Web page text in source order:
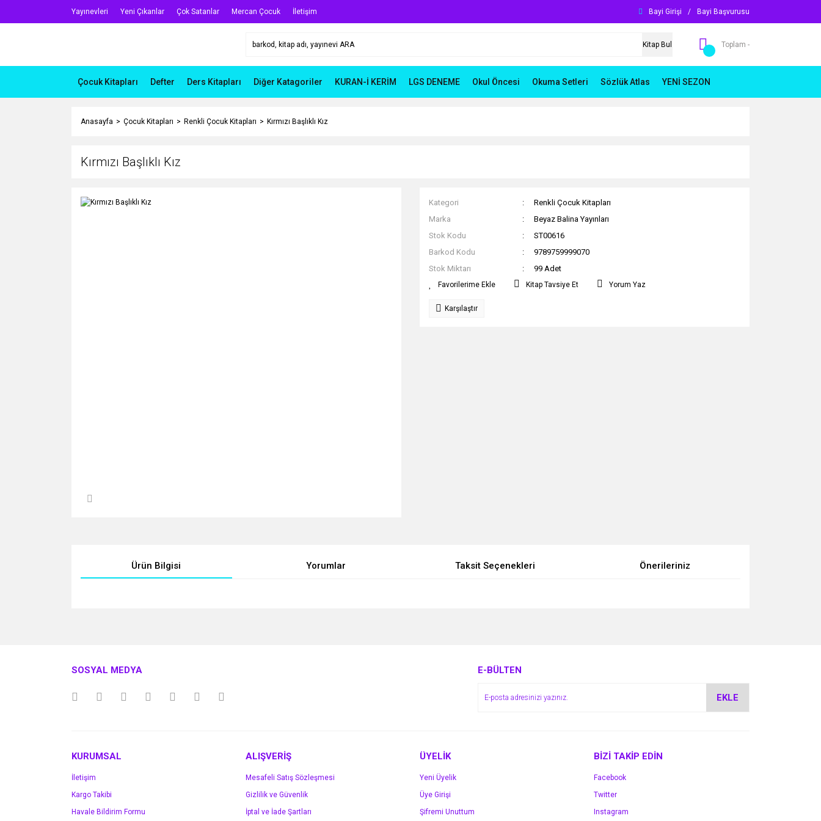
Yayınevleri Yeni Çıkanlar Çok Satanlar Mercan Çocuk İletişim Bayi Girişi / Bayi Başvurusu
Kitap Bul Toplam -
Çocuk Kitapları Defter Ders Kitapları Diğer Katagoriler KURAN-İ KERİM LGS DENEME Okul Öncesi Okuma Setleri Sözlük Atlas YENİ SEZON
Anasayfa Çocuk Kitapları Renkli Çocuk Kitapları Kırmızı Başlıklı Kız
Kırmızı Başlıklı Kız
Kategori
Renkli Çocuk Kitapları
Marka
Beyaz Balina Yayınları
Stok Kodu
ST00616
Barkod Kodu
9789759999070
Stok Miktarı
99 Adet
Kitap Tavsiye Et Yorum Yaz
Karşılaştır
Ürün Bilgisi Yorumlar Taksit Seçenekleri Önerileriniz
Ürün açıklamasında eksik bilgiler bulunuyor.
SOSYAL MEDYA E-BÜLTEN
EKLE
KURUMSAL
İletişim
Kargo Takibi
Havale Bildirim Formu
ALIŞVERİŞ
Mesafeli Satış Sözleşmesi
Gizlilik ve Güvenlik
İptal ve İade Şartları
ÜYELİK
Yeni Üyelik
Üye Girişi
Şifremi Unuttum
BİZİ TAKİP EDİN
Facebook
Twitter
Instagram